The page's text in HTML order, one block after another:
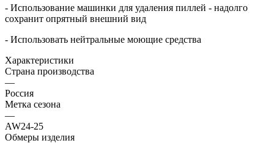
- Использование машинки для удаления пиллей - надолго
сохранит опрятный внешний вид
- Использовать нейтральные моющие средства
Характеристики
Страна производства
—
Россия
Метка сезона
—
AW24-25
Обмеры изделия